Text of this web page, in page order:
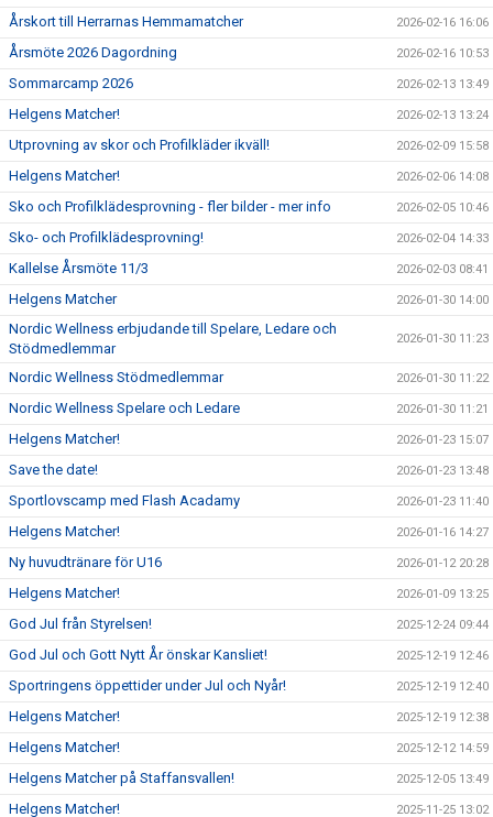
Årskort till Herrarnas Hemmamatcher 2026-02-16 16:06
Årsmöte 2026 Dagordning 2026-02-16 10:53
Sommarcamp 2026 2026-02-13 13:49
Helgens Matcher! 2026-02-13 13:24
Utprovning av skor och Profilkläder ikväll! 2026-02-09 15:58
Helgens Matcher! 2026-02-06 14:08
Sko och Profilklädesprovning - fler bilder - mer info 2026-02-05 10:46
Sko- och Profilklädesprovning! 2026-02-04 14:33
Kallelse Årsmöte 11/3 2026-02-03 08:41
Helgens Matcher 2026-01-30 14:00
Nordic Wellness erbjudande till Spelare, Ledare och
Stödmedlemmar
2026-01-30 11:23
Nordic Wellness Stödmedlemmar 2026-01-30 11:22
Nordic Wellness Spelare och Ledare 2026-01-30 11:21
Helgens Matcher! 2026-01-23 15:07
Save the date! 2026-01-23 13:48
Sportlovscamp med Flash Acadamy 2026-01-23 11:40
Helgens Matcher! 2026-01-16 14:27
Ny huvudtränare för U16 2026-01-12 20:28
Helgens Matcher! 2026-01-09 13:25
God Jul från Styrelsen! 2025-12-24 09:44
God Jul och Gott Nytt År önskar Kansliet! 2025-12-19 12:46
Sportringens öppettider under Jul och Nyår! 2025-12-19 12:40
Helgens Matcher! 2025-12-19 12:38
Helgens Matcher! 2025-12-12 14:59
Helgens Matcher på Staffansvallen! 2025-12-05 13:49
Helgens Matcher! 2025-11-25 13:02